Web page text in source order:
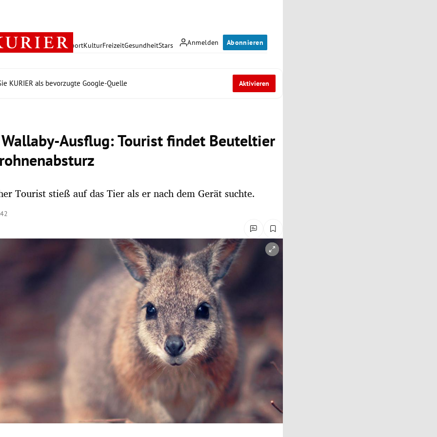
Anmelden Abonnieren
PolitikWirtschaft SportKulturFreizeitGesundheitStars
KURIER als bevorzugte Google-Quelle Aktivieren
Ausflug: Tourist findet Beuteltier
Tourist stieß auf das Tier als er nach dem Gerät suchte.
öffnen/schließen